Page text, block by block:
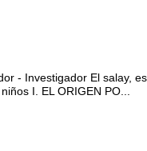
- Investigador El salay, es
I. EL ORIGEN PO...